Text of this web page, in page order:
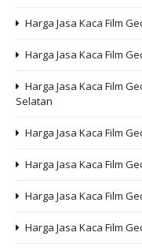
Harga Jasa Kaca Film
Harga Jasa Kaca Film
Harga Jasa Kaca Film
Selatan
Harga Jasa Kaca Film
Harga Jasa Kaca Film
Harga Jasa Kaca Film
Harga Jasa Kaca Film